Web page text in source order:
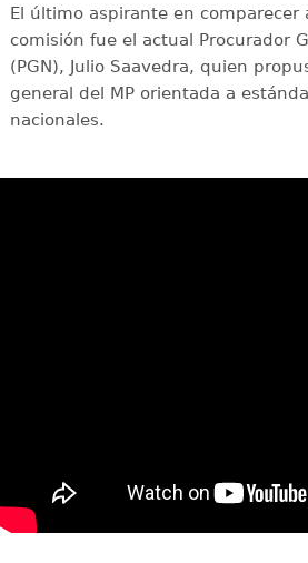
El último aspirante en comparecer
comisión fue el actual Procurador
(PGN), Julio Saavedra, quien
general del MP orientada a
nacionales.